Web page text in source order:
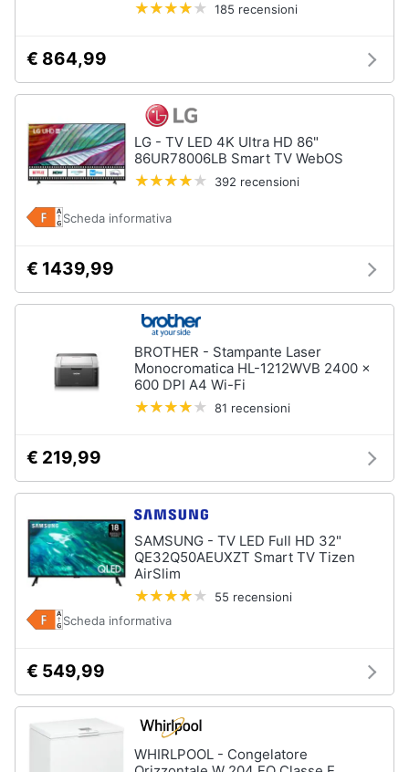
185 recensioni
€ 864,99
LG - TV LED 4K Ultra HD 86"
86UR78006LB Smart TV WebOS
392 recensioni
Scheda informativa
€ 1439,99
BROTHER - Stampante Laser
Monocromatica HL-1212WVB 2400 x
600 DPI A4 Wi-Fi
81 recensioni
€ 219,99
SAMSUNG - TV LED Full HD 32"
QE32Q50AEUXZT Smart TV Tizen
AirSlim
55 recensioni
Scheda informativa
€ 549,99
WHIRLPOOL - Congelatore